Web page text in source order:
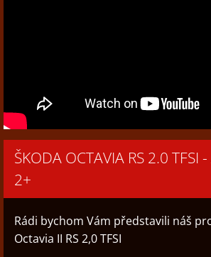
ŠKODA OCTAVIA RS 2.0 TFSI -
2+
Rádi bychom Vám představili náš
Octavia II RS 2,0 TFSI